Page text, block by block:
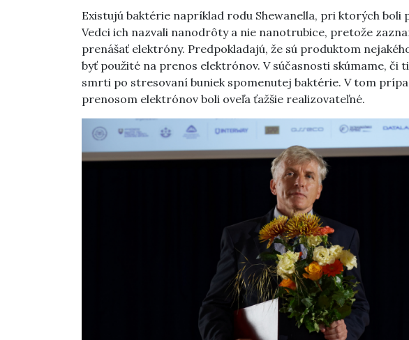
Existujú baktérie napríklad rodu Shewanella, pri ktorých boli
Vedci ich nazvali nanodrôty a nie nanotrubice, pretože
prenášať elektróny. Predpokladajú, že sú produktom
byť použité na prenos elektrónov. V súčasnosti skúmame, či
smrti po stresovaní buniek spomenutej baktérie. V tom
prenosom elektrónov boli oveľa ťažšie realizovateľné.